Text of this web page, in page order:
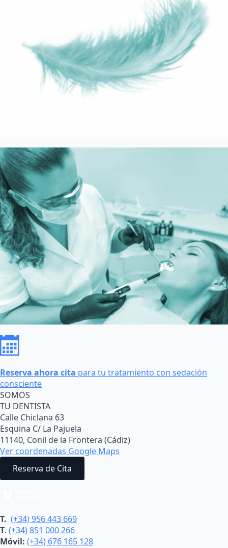
Reserva ahora cita para tu tratamiento con sedación
consciente
SOMOS
TU DENTISTA
Calle Chiclana 63
Esquina C/ La Pajuela
11140, Conil de la Frontera (Cádiz)
Ver coordenadas Google Maps
Reserva de Cita
T. (+34) 956 443 669
T. (+34) 851 000 266
Móvil: (+34) 676 165 128